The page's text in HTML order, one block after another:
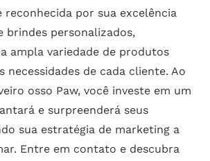
reconhecida por sua excelência
brindes personalizados,
ampla variedade de produtos
necessidades de cada cliente. Ao
osso Paw, você investe em um
e surpreenderá seus
sua estratégia de marketing a
Entre em contato e descubra